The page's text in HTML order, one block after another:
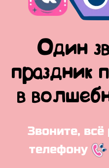
Один
праздник
в
Звоните,
телефону